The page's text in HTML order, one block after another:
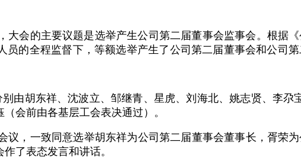
大会的主要议题是选举产生公司第二届董事会监事会。根据
的全程监督下，等额选举产生了公司第二届董事会和公司
由胡东祥、沈波立、邹继青、星虎、刘海北、姚志贤、李尕
会前由各基层工会表决通过）。
，一致同意选举胡东祥为公司第二届董事会董事长，胥荣
了表态发言和讲话。